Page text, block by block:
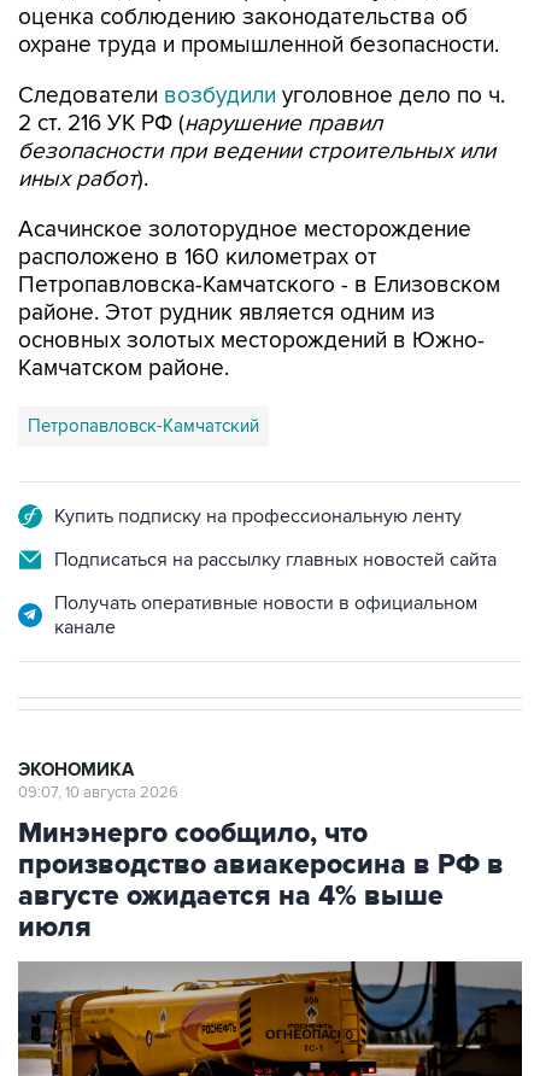
оценка соблюдению законодательства об
охране труда и промышленной безопасности.
Следователи возбудили уголовное дело по ч.
2 ст. 216 УК РФ (нарушение правил
безопасности при ведении строительных или
иных работ).
Асачинское золоторудное месторождение
расположено в 160 километрах от
Петропавловска-Камчатского - в Елизовском
районе. Этот рудник является одним из
основных золотых месторождений в Южно-
Камчатском районе.
Петропавловск-Камчатский
Купить подписку на профессиональную ленту
Подписаться на рассылку главных новостей сайта
Получать оперативные новости в официальном
канале
ЭКОНОМИКА
09:07, 10 августа 2026
Минэнерго сообщило, что
производство авиакеросина в РФ в
августе ожидается на 4% выше
июля